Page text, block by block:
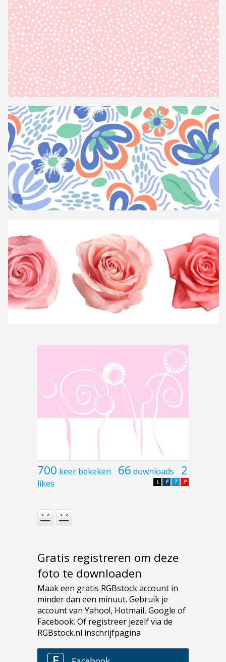
700 keer bekeken 66 downloads 2
likes P
T
F
L
Gratis registreren om deze
foto te downloaden